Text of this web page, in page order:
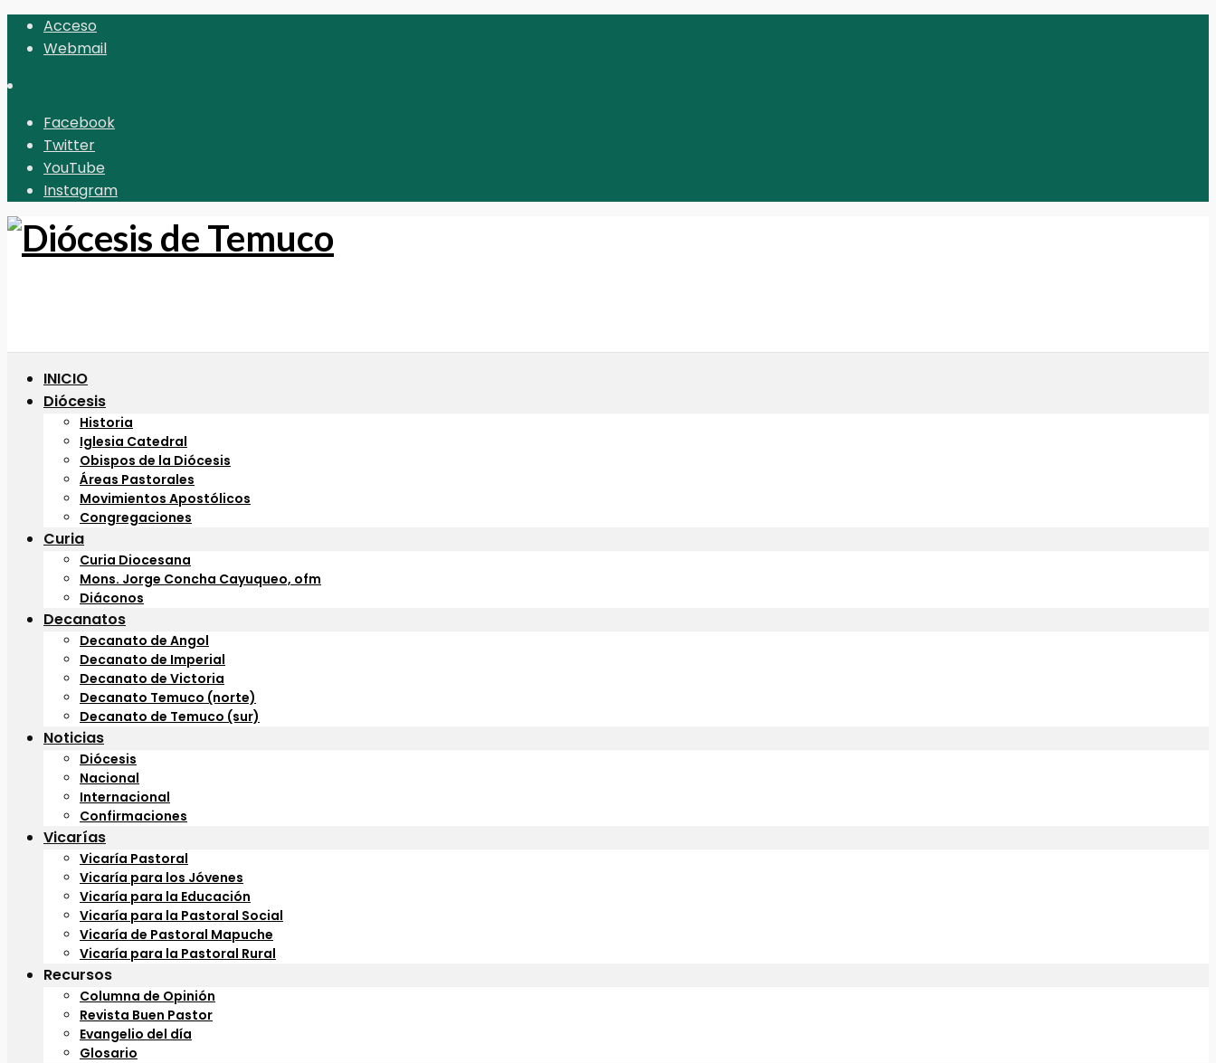
Acceso
Webmail
Facebook
Twitter
YouTube
Instagram
INICIO
Diócesis
Historia
Iglesia Catedral
Obispos de la Diócesis
Áreas Pastorales
Movimientos Apostólicos
Congregaciones
Curia
Curia Diocesana
Mons. Jorge Concha Cayuqueo, ofm
Diáconos
Decanatos
Decanato de Angol
Decanato de Imperial
Decanato de Victoria
Decanato Temuco (norte)
Decanato de Temuco (sur)
Noticias
Diócesis
Nacional
Internacional
Confirmaciones
Vicarías
Vicaría Pastoral
Vicaría para los Jóvenes
Vicaría para la Educación
Vicaría para la Pastoral Social
Vicaría de Pastoral Mapuche
Vicaría para la Pastoral Rural
Recursos
Columna de Opinión
Revista Buen Pastor
Evangelio del día
Glosario